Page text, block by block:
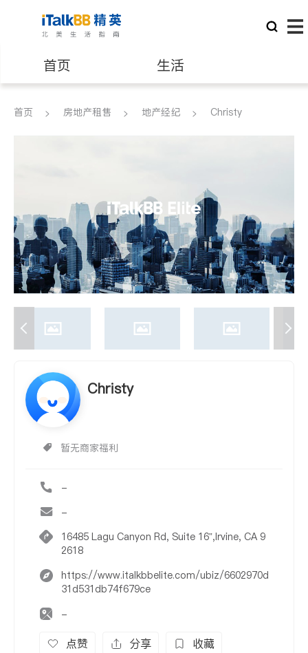
首页 生活
医生 律师
养老 非盈利组织
首页 房地产租售 地产经纪 Christy
Christy
暂无商家福利
-
-
16485 Lagu Canyon Rd, Suite 16”,Irvine, CA 9
2618
https://www.italkbbelite.com/ubiz/6602970d
31d531db74f679ce
-
点赞 分享 收藏